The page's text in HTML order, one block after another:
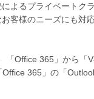
よるプライベートク
客様のニーズにも対
Office 365」から「
365」の「